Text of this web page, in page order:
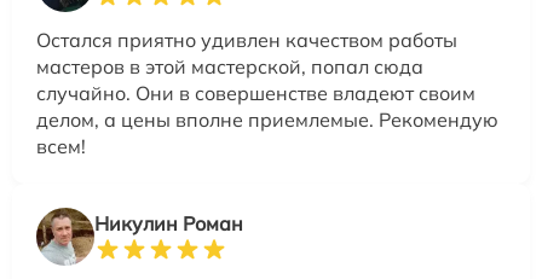
Остался приятно удивлен качеством работы
мастеров в этой мастерской, попал сюда
случайно. Они в совершенстве владеют своим
делом, а цены вполне приемлемые. Рекомендую
всем!
Никулин Роман